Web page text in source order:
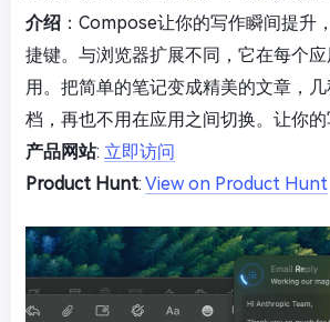
介绍 ：Compose让你的写作瞬间提升
捷键。与浏览器扩展不同，它在每个
用。把简单的笔记变成精美的文章，
档，再也不用在应用之间切换。让你的
产品网站: 立即访问
Product Hunt: View on Product Hunt